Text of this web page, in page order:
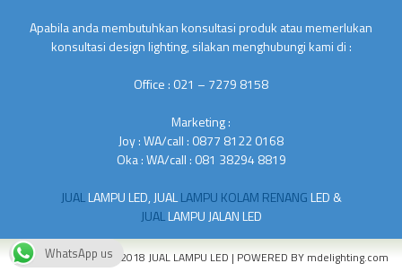
Apabila anda membutuhkan konsultasi produk atau memerlukan
konsultasi design lighting, silakan menghubungi kami di :
Office : 021 – 7279 8158
Marketing :
Joy : WA/call : 0877 8122 0168
Oka : WA/call : 081 38294 8819
JUALLAMPU LED, JUALLAMPU KOLAM RENANG LED &
JUALLAMPU JALAN LED
COPYRIGHT © 2010 - 2018 JUAL LAMPU LED | POWERED BY mdelighting.com
WhatsApp us